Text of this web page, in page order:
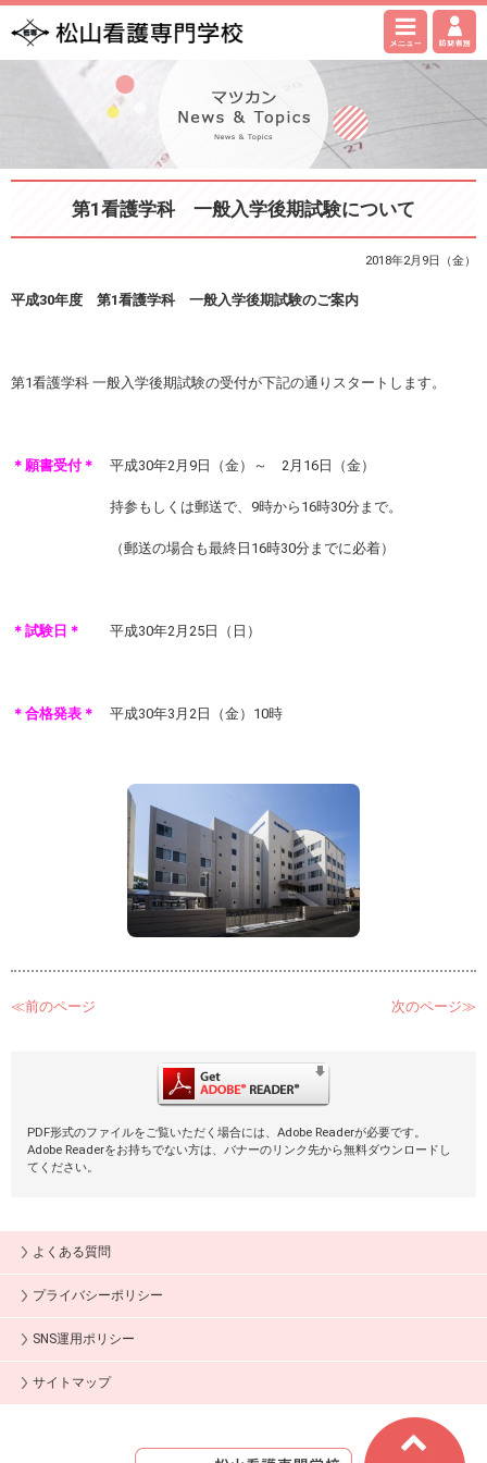
第1看護学科 一般入学後期試験について
2018年2月9日（金）
平成30年度 第1看護学科 一般入学後期試験のご案内
第1看護学科 一般入学後期試験の受付が下記の通りスタートします。
＊願書受付＊ 平成30年2月9日（金）～ 2月16日（金）
持参もしくは郵送で、9時から16時30分まで。
（郵送の場合も最終日16時30分までに必着）
＊試験日＊ 平成30年2月25日（日）
＊合格発表＊ 平成30年3月2日（金）10時
≪前のページ 次のページ≫
PDF形式のファイルをご覧いただく場合には、Adobe Readerが必要です。
Adobe Readerをお持ちでない方は、バナーのリンク先から無料ダウンロードし
てください。
よくある質問
プライバシーポリシー
SNS運用ポリシー
サイトマップ